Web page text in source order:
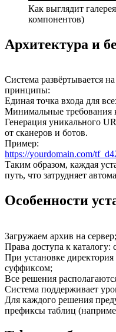
Как выглядит
компонентов)
Архитектура и
Система развёртывается
принципы:
Единая точка входа для
Минимальные требования
Генерация уникального
от сканеров и ботов.
Пример:
https://yourdomain.com/
Таким образом, каждая
путь, что затрудняет
Особенности
Загружаем архив на сервер;
Права доступа к каталогу:
При установке
суффиксом;
Все решения
Система поддерживает
Для каждого решения
префиксы таблиц